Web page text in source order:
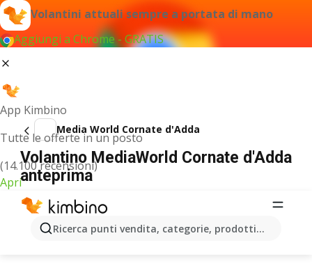
Volantini attuali sempre a portata di mano
Aggiungi a Chrome - GRATIS
App Kimbino
Tutte le offerte in un posto
(14.100 recensioni)
Apri
Ricerca punti vendita, categorie, prodotti...
Media World Cornate d'Adda
Volantino MediaWorld Cornate d'Adda
anteprima